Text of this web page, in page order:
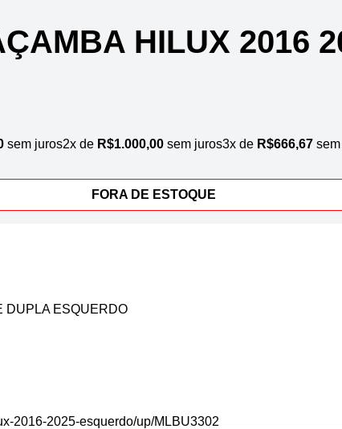
HILUX 2016
sem juros2x de R$1.000,00 sem juros3x de R$666,67
FORA DE ESTOQUE
DUPLA ESQUERDO
2016-2025-esquerdo/up/MLBU3302